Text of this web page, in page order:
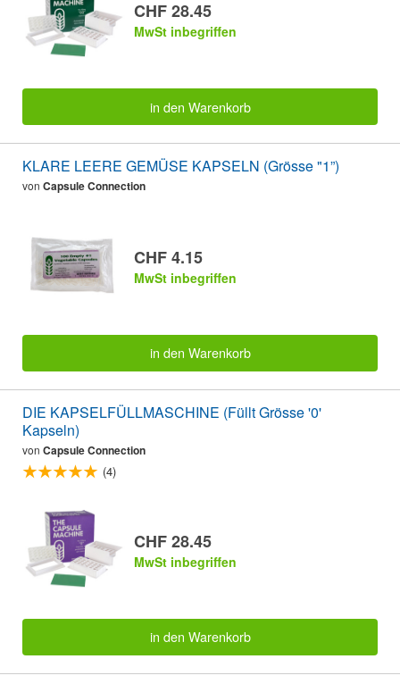
CHF 28.45
MwSt inbegriffen
in den Warenkorb
KLARE LEERE GEMÜSE KAPSELN (Grösse "1”)
von Capsule Connection
CHF 4.15
MwSt inbegriffen
in den Warenkorb
DIE KAPSELFÜLLMASCHINE (Füllt Grösse '0'
Kapseln)
von Capsule Connection
(4)
CHF 28.45
MwSt inbegriffen
in den Warenkorb